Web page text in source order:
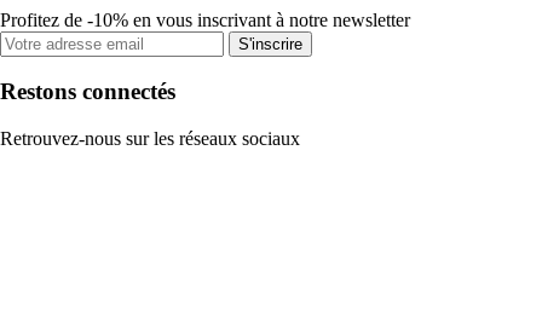
Profitez de -10% en vous inscrivant à notre newsletter
S'inscrire
Restons connectés
Retrouvez-nous sur les réseaux sociaux